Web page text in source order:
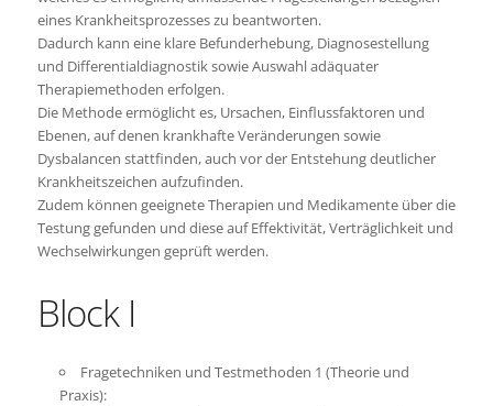
eines Krankheitsprozesses zu beantworten.
Dadurch kann eine klare Befunderhebung, Diagnosestellung
und Differentialdiagnostik sowie Auswahl adäquater
Therapiemethoden erfolgen.
Die Methode ermöglicht es, Ursachen, Einflussfaktoren und
Ebenen, auf denen krankhafte Veränderungen sowie
Dysbalancen stattfinden, auch vor der Entstehung deutlicher
Krankheitszeichen aufzufinden.
Zudem können geeignete Therapien und Medikamente über die
Testung gefunden und diese auf Effektivität, Verträglichkeit und
Wechselwirkungen geprüft werden.
Block I
Fragetechniken und Testmethoden 1 (Theorie und
Praxis):